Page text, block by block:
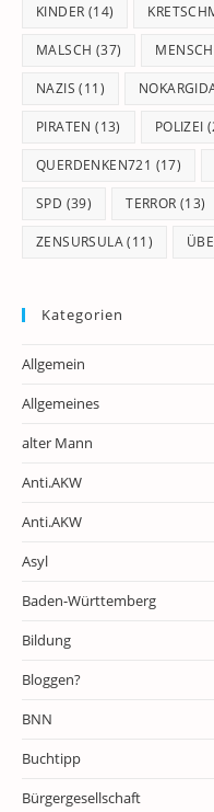
KINDER (14)
MALSCH (37)
NAZIS (11)
PIRATEN (13) POLIZEI
QUERDENKEN721 (17)
SPD (39) TERROR (13)
ZENSURSULA(11)
Kategorien
Allgemein
Allgemeines
alter Mann
Anti.AKW
Anti.AKW
Asyl
Baden-Württemberg
Bildung
Bloggen?
BNN
Buchtipp
Bürgergesellschaft